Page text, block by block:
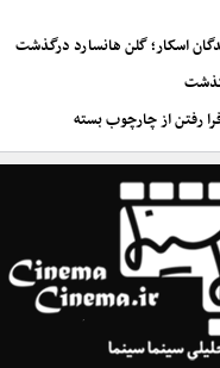
اسکار؛ گلن هانسارد درگذشت
رفتن از چارچوب بسته